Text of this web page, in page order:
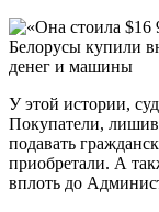
У этой истории,
Покупатели,
подавать
приобретали. А
вплоть до